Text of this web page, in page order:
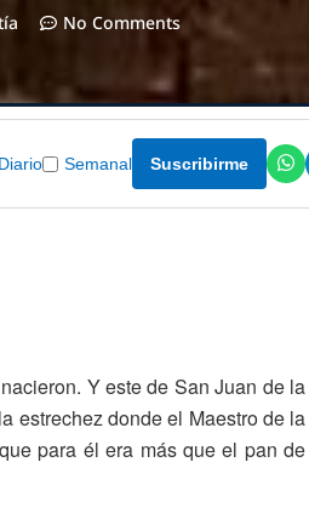
No Comments
Diario Semanal Suscribirme
Y este de San Juan de la
estrechez donde el Maestro de la
para él era más que el pan de